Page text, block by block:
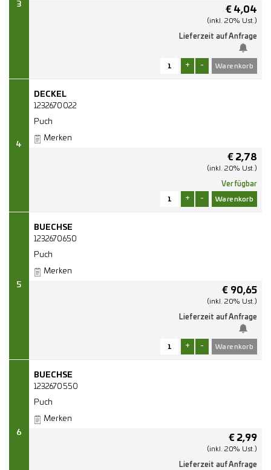
3
€ 4,04
(inkl. 20% Ust.)
Lieferzeit auf Anfrage
+ -
4
DECKEL
1232670022
Puch
Merken
€ 2,78
(inkl. 20% Ust.)
Verfügbar
+ -
5
BUECHSE
1232670650
Puch
Merken
€ 90,65
(inkl. 20% Ust.)
Lieferzeit auf Anfrage
+ -
6
BUECHSE
1232670550
Puch
Merken
€ 2,99
(inkl. 20% Ust.)
Lieferzeit auf Anfrage